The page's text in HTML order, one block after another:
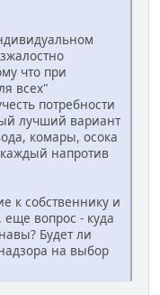
что при
всех"
потребности
лучший вариант
комары, осока
напротив
к собственнику и
еще вопрос - куда
Будет ли
на выбор